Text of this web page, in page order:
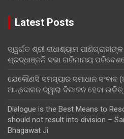
Latest Posts
ସ୍ୱର୍ଗତ ଶ୍ରୀ ରାଧାଶ୍ୟାମ
ଶ୍ରଦ୍ଧାଞ୍ଜଳି ସଭା ଗରିମାମୟ
ଯେକୌଣସି ସମସ୍ୟାର ସମାଧାନ ସଂବାଦ
ଆନ୍ଦୋଳନ ଦ୍ୱାରା ବିଭାଜନ ହେବା
Dialogue is the Best Means to
should not result into division –
Bhagawat Ji